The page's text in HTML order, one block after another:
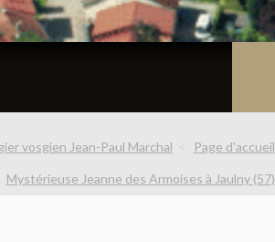
vosgien Jean-Paul Marchal Page d'accueil
Mystérieuse Jeanne des Armoises à Jaulny (57)